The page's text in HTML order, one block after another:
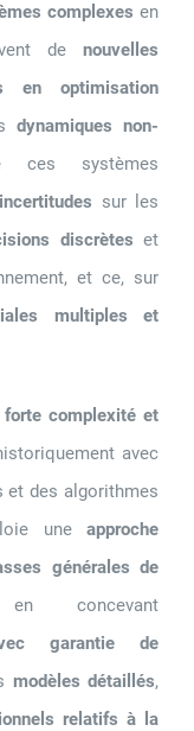
complexes en
denouvelles
en optimisation
dynamiques non-
systèmes
incertitudes sur les
discrètes et
et ce, sur
multiples et
forte complexité et
avec
et des algorithmes
uneapproche
générales de
concevant
garantie de
modèles détaillés,
relatifs à la